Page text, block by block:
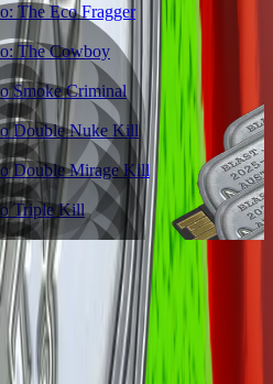
The Eco Fragger
The Cowboy
Smoke Criminal
Double Nuke Kill
Double Mirage Kill
Triple Kill
(EUR)
🇷🇺 Рублі (RUB)